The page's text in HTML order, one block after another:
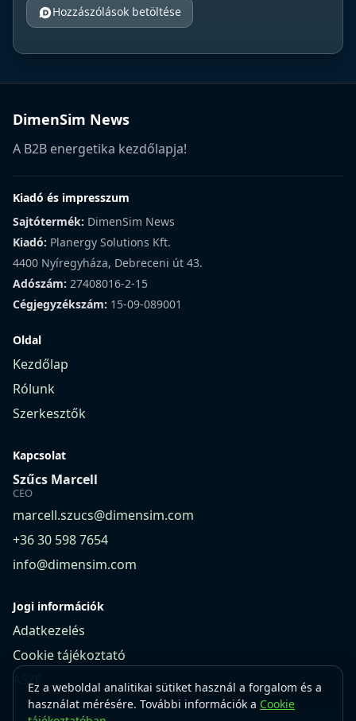
Hozzászólások betöltése
Ez a weboldal analitikai sütiket használ a forgalom és a
használat mérésére. További információk a Cookie
DimenSim News
A B2B energetika kezdőlapja!
Kiadó és impresszum
Sajtótermék: DimenSim News
Kiadó: Planergy Solutions Kft.
4400 Nyíregyháza, Debreceni út 43.
Adószám: 27408016-2-15
Cégjegyzékszám: 15-09-089001
Oldal
Kezdőlap
Rólunk
Szerkesztők
Kapcsolat
Szűcs Marcell
CEO
marcell.szucs@dimensim.com
+36 30 598 7654
info@dimensim.com
Jogi információk
Adatkezelés
Cookie tájékoztató
ÁSZF